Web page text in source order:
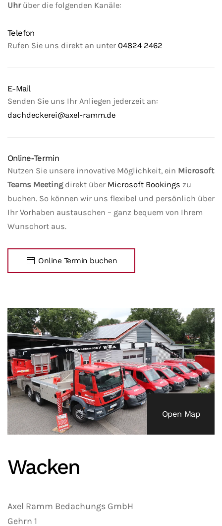
Uhrüber die folgenden Kanäle:
Telefon
Rufen Sie uns direkt an unter 04824 2462
E-Mail
Senden Sie uns Ihr Anliegen jederzeit an:
dachdeckerei@axel-ramm.de
Online-Termin
Nutzen Sie unsere innovative Möglichkeit, ein Microsoft
Teams Meetingdirekt über Microsoft Bookings zu
buchen. So können wir uns flexibel und persönlich über
Ihr Vorhaben austauschen – ganz bequem von Ihrem
Wunschort aus.
Online Termin buchen
Open Map
Wacken
Axel Ramm Bedachungs GmbH
Gehrn 1